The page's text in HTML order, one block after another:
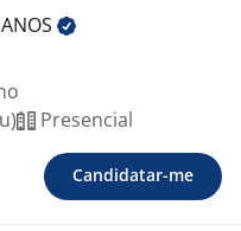
Presencial
Candidatar-me